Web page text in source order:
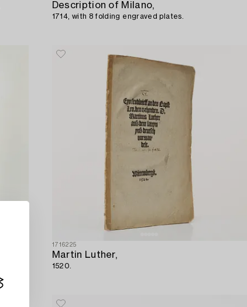
Description of Milano,
1714, with 8 folding engraved plates.
1716225
Martin Luther,
1520.